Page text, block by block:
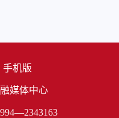
手机版
媒体中心